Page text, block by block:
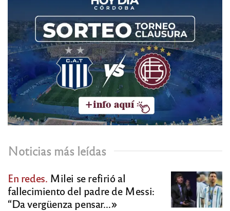
Noticias más leídas
En redes. Milei se refirió al
fallecimiento del padre de Messi:
“Da vergüenza pensar…»